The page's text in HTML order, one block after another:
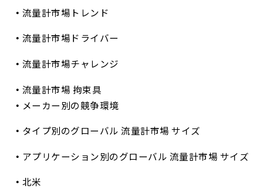
流量計市場トレンド
流量計市場ドライバー
流量計市場チャレンジ
流量計市場 拘束具
メーカー別の競争環境
タイプ別のグローバル 流量計市場 サイズ
アプリケーション別のグローバル 流量計市場 サイズ
北米